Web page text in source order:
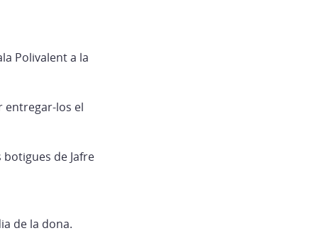
Polivalent a la
entregar-los el
botigues de Jafre
de la dona.